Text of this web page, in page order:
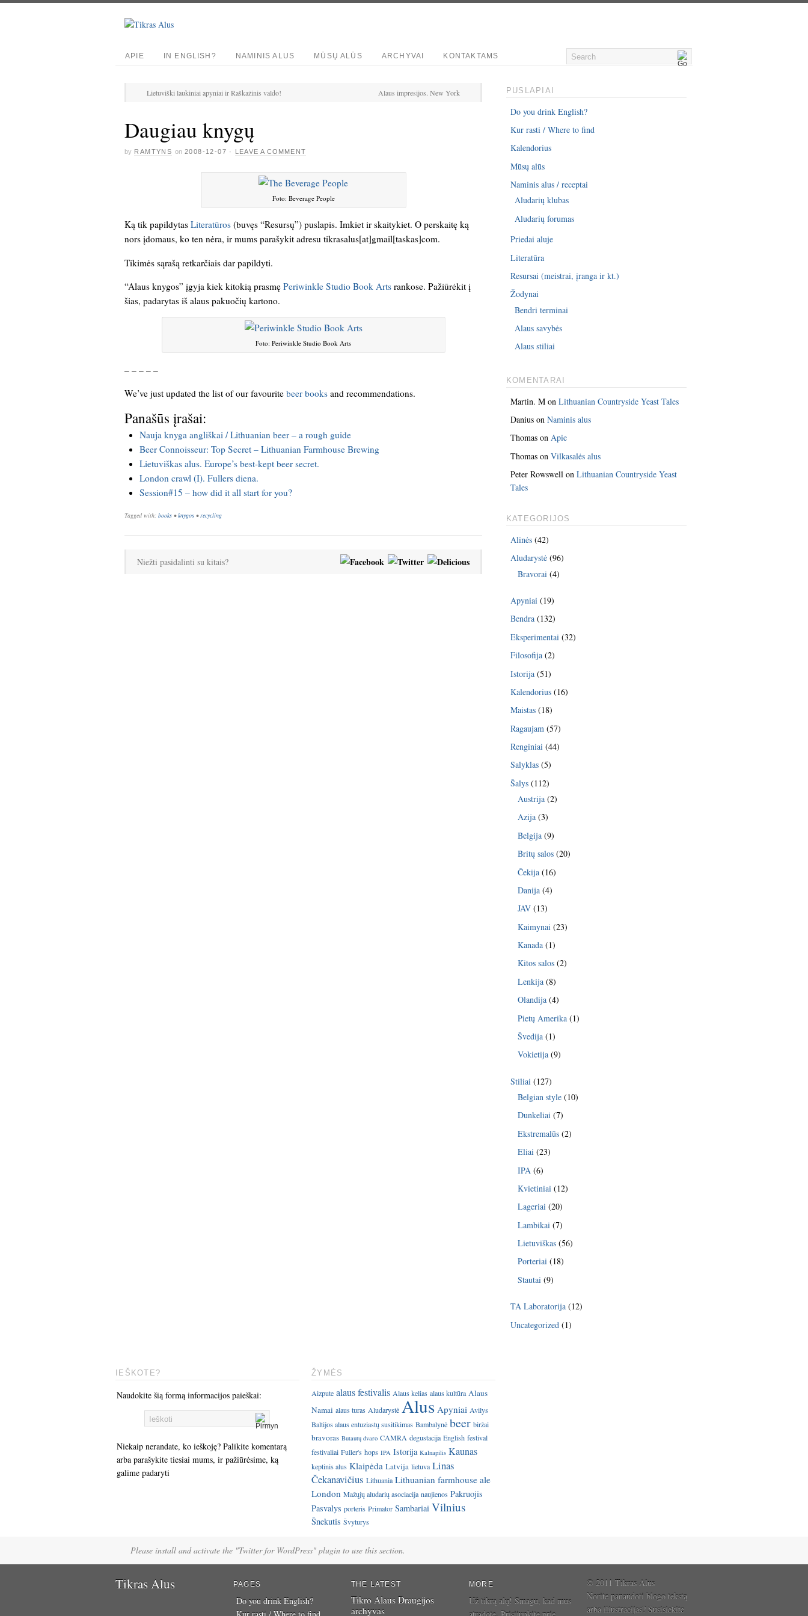
APIE IN ENGLISH? NAMINIS ALUS MŪSŲ ALŪS ARCHYVAI KONTAKTAMS
Lietuviški laukiniai apyniai ir Raškažinis valdo! Alaus impresijos. New York
Daugiau knygų
by RAMTYNS on 2008-12-07 · LEAVE A COMMENT
Foto: Beverage People
Ką tik papildytas Literatūros (buvęs “Resursų”) puslapis. Imkiet ir skaitykiet. O perskaitę ką
nors įdomaus, ko ten nėra, ir mums parašykit adresu tikrasalus[at]gmail[taskas]com.
Tikimės sąrašą retkarčiais dar papildyti.
“Alaus knygos” įgyja kiek kitokią prasmę Periwinkle Studio Book Arts rankose. Pažiūrėkit į
šias, padarytas iš alaus pakuočių kartono.
Foto: Periwinkle Studio Book Arts
– – – – –
We’ve just updated the list of our favourite beer books and recommendations.
Panašūs įrašai:
Nauja knyga angliškai / Lithuanian beer – a rough guide
Beer Connoisseur: Top Secret – Lithuanian Farmhouse Brewing
Lietuviškas alus. Europe’s best-kept beer secret.
London crawl (I). Fullers diena.
Session#15 – how did it all start for you?
Tagged with: books •knygos •recycling
Niežti pasidalinti su kitais?
PUSLAPIAI
Do you drink English?
Kur rasti / Where to find
Kalendorius
Mūsų alūs
Naminis alus / receptai
Aludarių klubas
Aludarių forumas
Priedai aluje
Literatūra
Resursai (meistrai, įranga ir kt.)
Žodynai
Bendri terminai
Alaus savybės
Alaus stiliai
KOMENTARAI
Martin. M onLithuanian Countryside Yeast Tales
Danius onNaminis alus
Thomas onApie
Thomas onVilkasalės alus
Peter Rowswell onLithuanian Countryside Yeast
Tales
KATEGORIJOS
Alinės (42)
Aludarystė (96)
Bravorai (4)
Apyniai (19)
Bendra (132)
Eksperimentai (32)
Filosofija (2)
Istorija (51)
Kalendorius (16)
Maistas (18)
Ragaujam (57)
Renginiai (44)
Salyklas (5)
Šalys (112)
Austrija (2)
Azija (3)
Belgija (9)
Britų salos (20)
Čekija (16)
Danija (4)
JAV (13)
Kaimynai (23)
Kanada (1)
Kitos salos (2)
Lenkija (8)
Olandija (4)
Pietų Amerika (1)
Švedija (1)
Vokietija (9)
Stiliai (127)
Belgian style (10)
Dunkeliai (7)
Ekstremalūs (2)
Eliai (23)
IPA (6)
Kvietiniai (12)
Lageriai (20)
Lambikai (7)
Lietuviškas (56)
Porteriai (18)
Stautai (9)
TA Laboratorija (12)
Uncategorized (1)
IEŠKOTE?
Naudokite šią formą informacijos paieškai:
Niekaip nerandate, ko ieškoję? Palikite komentarą
arba parašykite tiesiai mums, ir pažiūrėsime, ką
galime padaryti
ŽYMĖS
Aizpute alaus festivalis Alaus kelias alaus kultūra Alaus
Namai alaus turas Aludarystė Alus Apyniai Avilys
Baltijos alaus entuziastų susitikimas Bambalynė beer biržai
bravoras Butautų dvaro CAMRA degustacija English festival
festivaliai Fuller's hops IPA Istorija Kalnapilis Kaunas
keptinis alus Klaipėda Latvija lietuva Linas
Čekanavičius Lithuania Lithuanian farmhouse ale
London Mažųjų aludarių asociacija naujienos Pakruojis
Pasvalys porteris Primator Sambariai Vilnius
Šnekutis Švyturys
Please install and activate the "Twitter for WordPress" plugin to use this section.
Tikras Alus PAGES
Do you drink English?
THE LATEST
Tikro Alaus Draugijos
archyvas
MORE
Už tikrą alų! Smagu, kad mus
© 2011 Tikras Alus
Norite panaudoti blogo tekstą
arba iliustracijas? Susisiekite